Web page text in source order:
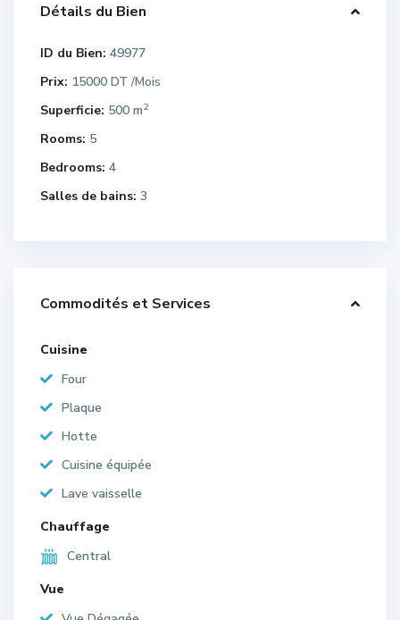
Détails du Bien
ID du Bien: 49977
Prix: 15000 DT /Mois
Superficie: 500 m2
Rooms: 5
Bedrooms: 4
Salles de bains: 3
Commodités et Services
Cuisine
Four
Plaque
Hotte
Cuisine équipée
Lave vaisselle
Chauffage
Central
Vue